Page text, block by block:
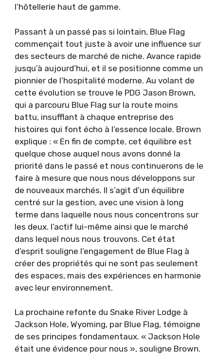
l’hôtellerie haut de gamme.
Passant à un passé pas si lointain, Blue Flag
commençait tout juste à avoir une influence sur
des secteurs de marché de niche. Avance rapide
jusqu’à aujourd’hui, et il se positionne comme un
pionnier de l’hospitalité moderne. Au volant de
cette évolution se trouve le PDG Jason Brown,
qui a parcouru Blue Flag sur la route moins
battu, insufflant à chaque entreprise des
histoires qui font écho à l’essence locale. Brown
explique : « En fin de compte, cet équilibre est
quelque chose auquel nous avons donné la
priorité dans le passé et nous continuerons de le
faire à mesure que nous nous développons sur
de nouveaux marchés. Il s’agit d’un équilibre
centré sur la gestion, avec une vision à long
terme dans laquelle nous nous concentrons sur
les deux. l’actif lui-même ainsi que le marché
dans lequel nous nous trouvons. Cet état
d’esprit souligne l’engagement de Blue Flag à
créer des propriétés qui ne sont pas seulement
des espaces, mais des expériences en harmonie
avec leur environnement.
La prochaine refonte du Snake River Lodge à
Jackson Hole, Wyoming, par Blue Flag, témoigne
de ses principes fondamentaux. « Jackson Hole
était une évidence pour nous », souligne Brown.